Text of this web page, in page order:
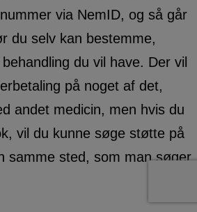
via NemID, og så går
du selv kan bestemme,
du vil have. Der vil
på noget af det,
andet medicin, men hvis du
vil du kunne søge støtte på
samme sted, som man søger